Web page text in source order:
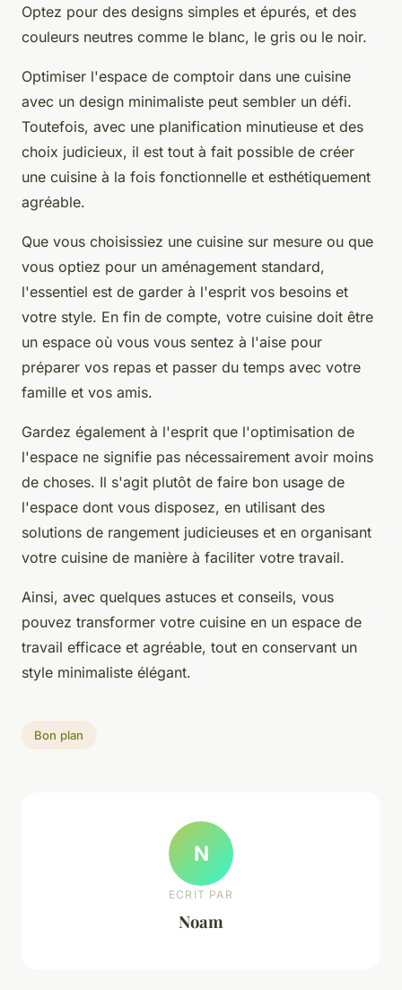
Optez pour des designs simples et épurés, et des
couleurs neutres comme le blanc, le gris ou le noir.
Optimiser l'espace de comptoir dans une cuisine
avec un design minimaliste peut sembler un défi.
Toutefois, avec une planification minutieuse et des
choix judicieux, il est tout à fait possible de créer
une cuisine à la fois fonctionnelle et esthétiquement
agréable.
Que vous choisissiez une cuisine sur mesure ou que
vous optiez pour un aménagement standard,
l'essentiel est de garder à l'esprit vos besoins et
votre style. En fin de compte, votre cuisine doit être
un espace où vous vous sentez à l'aise pour
préparer vos repas et passer du temps avec votre
famille et vos amis.
Gardez également à l'esprit que l'optimisation de
l'espace ne signifie pas nécessairement avoir moins
de choses. Il s'agit plutôt de faire bon usage de
l'espace dont vous disposez, en utilisant des
solutions de rangement judicieuses et en organisant
votre cuisine de manière à faciliter votre travail.
Ainsi, avec quelques astuces et conseils, vous
pouvez transformer votre cuisine en un espace de
travail efficace et agréable, tout en conservant un
style minimaliste élégant.
Bon plan
N
ECRIT PAR
Noam